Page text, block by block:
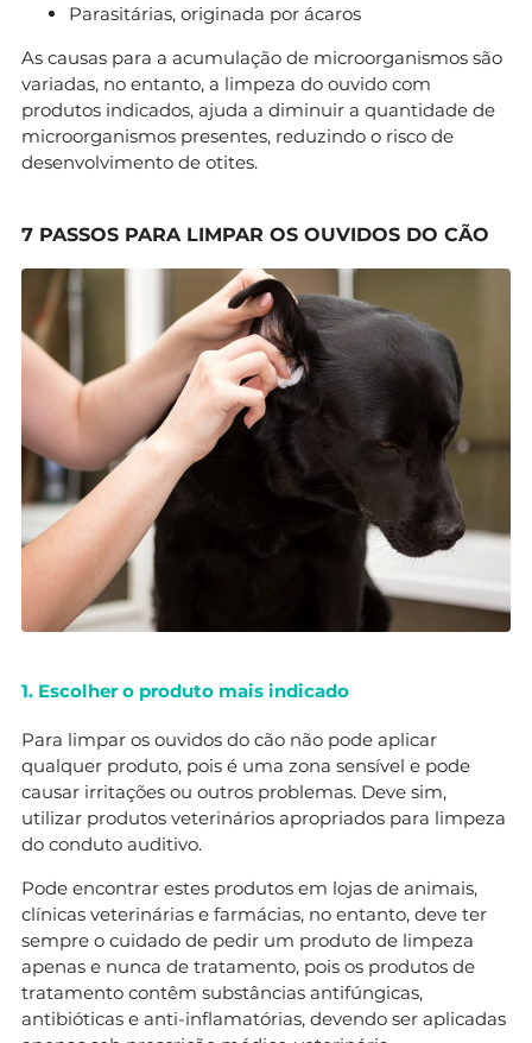
Parasitárias, originada por ácaros
As causas para a acumulação de microorganismos são
variadas, no entanto, a limpeza do ouvido com
produtos indicados, ajuda a diminuir a quantidade de
microorganismos presentes, reduzindo o risco de
desenvolvimento de otites.
7 PASSOS PARA LIMPAR OS OUVIDOS DO CÃO
1. Escolher o produto mais indicado
Para limpar os ouvidos do cão não pode aplicar
qualquer produto, pois é uma zona sensível e pode
causar irritações ou outros problemas. Deve sim,
utilizar produtos veterinários apropriados para limpeza
do conduto auditivo.
Pode encontrar estes produtos em lojas de animais,
clínicas veterinárias e farmácias, no entanto, deve ter
sempre o cuidado de pedir um produto de limpeza
apenas e nunca de tratamento, pois os produtos de
tratamento contêm substâncias antifúngicas,
antibióticas e anti-inflamatórias, devendo ser aplicadas